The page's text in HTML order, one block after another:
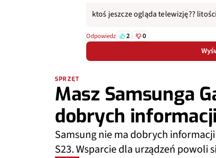
ktoś jeszcze ogląda telewizję??
Odpowiedz 2 0
SPRZĘT
Masz Samsunga
dobrych informacji
Samsung nie ma dobrych
S23. Wsparcie dla urządzeń powoli